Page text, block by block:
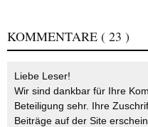
KOMMENTARE ( 23 )
Liebe Leser!
Wir sind dankbar für Ihre
Beteiligung sehr. Ihre
Beiträge auf der Site